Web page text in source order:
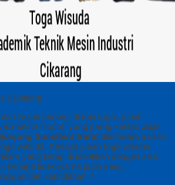
Sijunjung
wujud persegi di topi toga , jubah
makna filosofi yang paling kental, Jual
Sumatera Baratdiantaranya ialah
wisuda. Kenapa jubah toga wisuda
yang kerap di identikan dengan soal
kenapa tidak warna putih yang
dan kerindahan ?.